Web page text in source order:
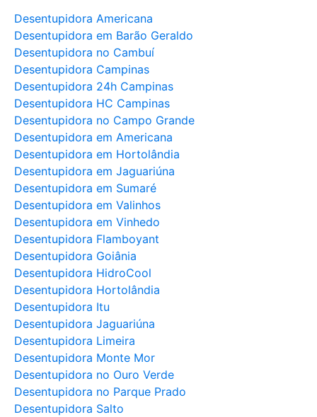
Desentupidora Americana
Desentupidora em Barão Geraldo
Desentupidora no Cambuí
Desentupidora Campinas
Desentupidora 24h Campinas
Desentupidora HC Campinas
Desentupidora no Campo Grande
Desentupidora em Americana
Desentupidora em Hortolândia
Desentupidora em Jaguariúna
Desentupidora em Sumaré
Desentupidora em Valinhos
Desentupidora em Vinhedo
Desentupidora Flamboyant
Desentupidora Goiânia
Desentupidora HidroCool
Desentupidora Hortolândia
Desentupidora Itu
Desentupidora Jaguariúna
Desentupidora Limeira
Desentupidora Monte Mor
Desentupidora no Ouro Verde
Desentupidora no Parque Prado
Desentupidora Salto